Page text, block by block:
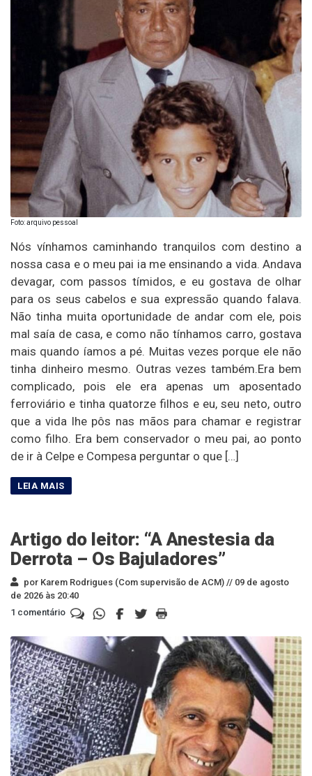
Foto: arquivo pessoal
Nós vínhamos caminhando tranquilos com destino a
nossa casa e o meu pai ia me ensinando a vida. Andava
devagar, com passos tímidos, e eu gostava de olhar
para os seus cabelos e sua expressão quando falava.
Não tinha muita oportunidade de andar com ele, pois
mal saía de casa, e como não tínhamos carro, gostava
mais quando íamos a pé. Muitas vezes porque ele não
tinha dinheiro mesmo. Outras vezes também.Era bem
complicado, pois ele era apenas um aposentado
ferroviário e tinha quatorze filhos e eu, seu neto, outro
que a vida lhe pôs nas mãos para chamar e registrar
como filho. Era bem conservador o meu pai, ao ponto
de ir à Celpe e Compesa perguntar o que […]
Artigo do leitor: “A Anestesia da
Derrota – Os Bajuladores”
por Karem Rodrigues (Com supervisão de ACM) // 09 de agosto
de 2026 às 20:40
1 comentário